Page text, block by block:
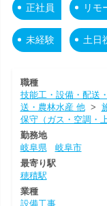
正社員 リモ
未経験 土日
職種
技能工・設備・配送
送・農林水産 他>
保守（ガス・空調・
勤務地
岐阜県
岐阜市
最寄り駅
穂積駅
業種
設備工事